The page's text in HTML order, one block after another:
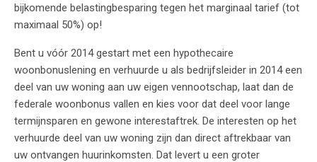
bijkomende belastingbesparing tegen het marginaal tarief (tot
maximaal 50%) op!
Bent u vóór 2014 gestart met een hypothecaire
woonbonuslening en verhuurde u als bedrijfsleider in 2014 een
deel van uw woning aan uw eigen vennootschap, laat dan de
federale woonbonus vallen en kies voor dat deel voor lange
termijnsparen en gewone interestaftrek. De interesten op het
verhuurde deel van uw woning zijn dan direct aftrekbaar van
uw ontvangen huurinkomsten. Dat levert u een groter